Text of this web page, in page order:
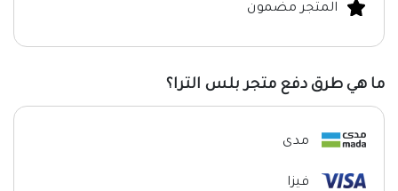
المتجر مضمون
ما هي طرق دفع متجر بلس الترا؟
مدى
فيزا